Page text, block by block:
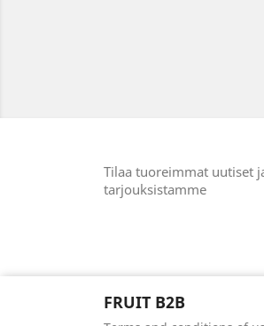
Tilaa tuoreimmat uutiset
tarjouksistamme
FRUIT B2B